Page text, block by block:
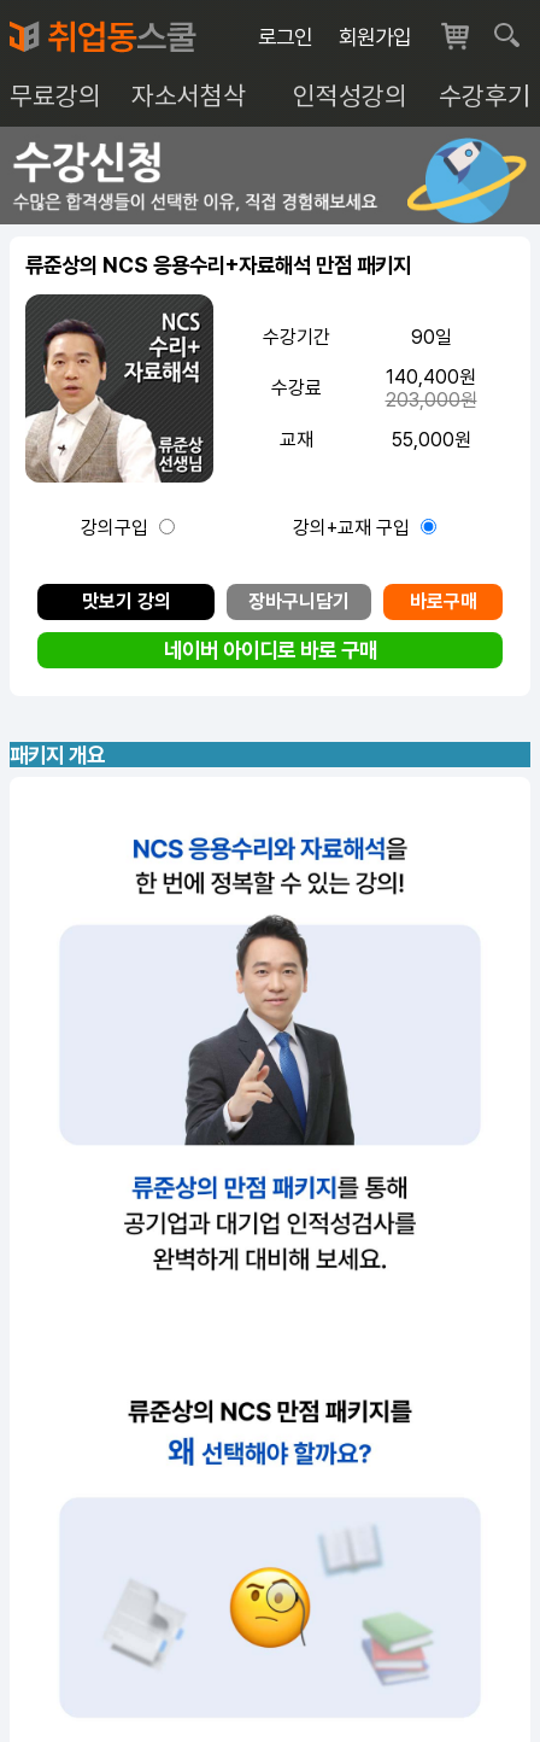
로그인 회원가입
무료강의 자소서첨삭 인적성강의 수강후기
류준상의 NCS 응용수리+자료해석 만점 패키지
수강기간 90일
수강료
140,400원
203,000원
교재
55,000원
강의구입 강의+교재 구입
맛보기 강의 장바구니담기 바로구매
네이버 아이디로 바로 구매
패키지 개요